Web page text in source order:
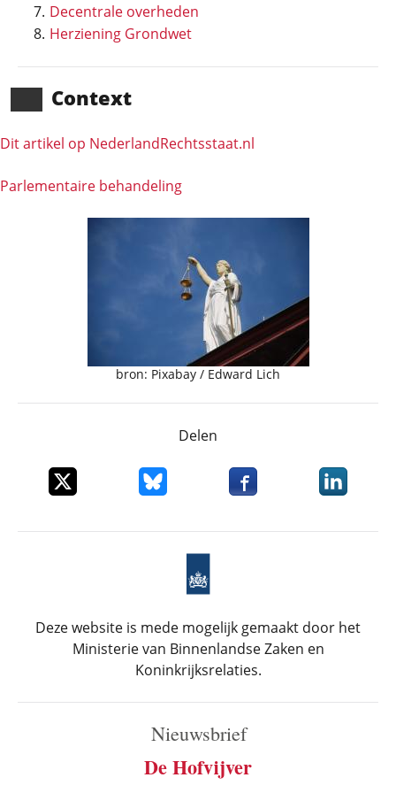
Decentrale overheden
Herziening Grondwet
Context
Dit artikel op NederlandRechts­staat.nl
Parlementaire behandeling
bron: Pixabay / Edward Lich
Delen
Deel dit item op XDeel dit item op Bluesky
Deel dit item opDeel dit
Deze website is mede mogelijk gemaakt door het
Ministerie van Binnenlandse Zaken en
Koninkrijksrelaties.
Nieuwsbrief
De Hofvijver